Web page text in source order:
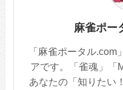
麻雀ポー
「麻雀ポータル
アです。「雀魂」「
あなたの「知りたい